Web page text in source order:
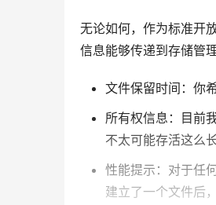
无论如何，作为标准开
信息能够传递到存储管
文件保留时间：你
所有权信息：目前
不太可能存活这么
性能提示：对于任
建立了一个文件后